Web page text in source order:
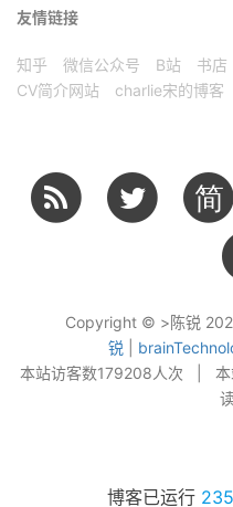
友情链接
知乎 微信公众号 B站 书店
CV简介网站
charlie宋的博客
简
Copyright © >陈锐
锐
本站访客数179208人次
博客已运行